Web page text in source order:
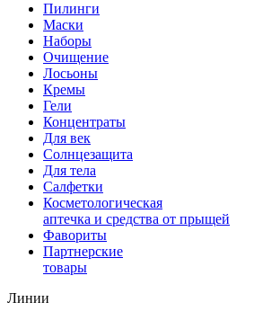
Пилинги
Маски
Наборы
Очищение
Лосьоны
Кремы
Гели
Концентраты
Для век
Солнцезащита
Для тела
Салфетки
Косметологическая
аптечка и средства от прыщей
Фавориты
Партнерские
товары
Линии